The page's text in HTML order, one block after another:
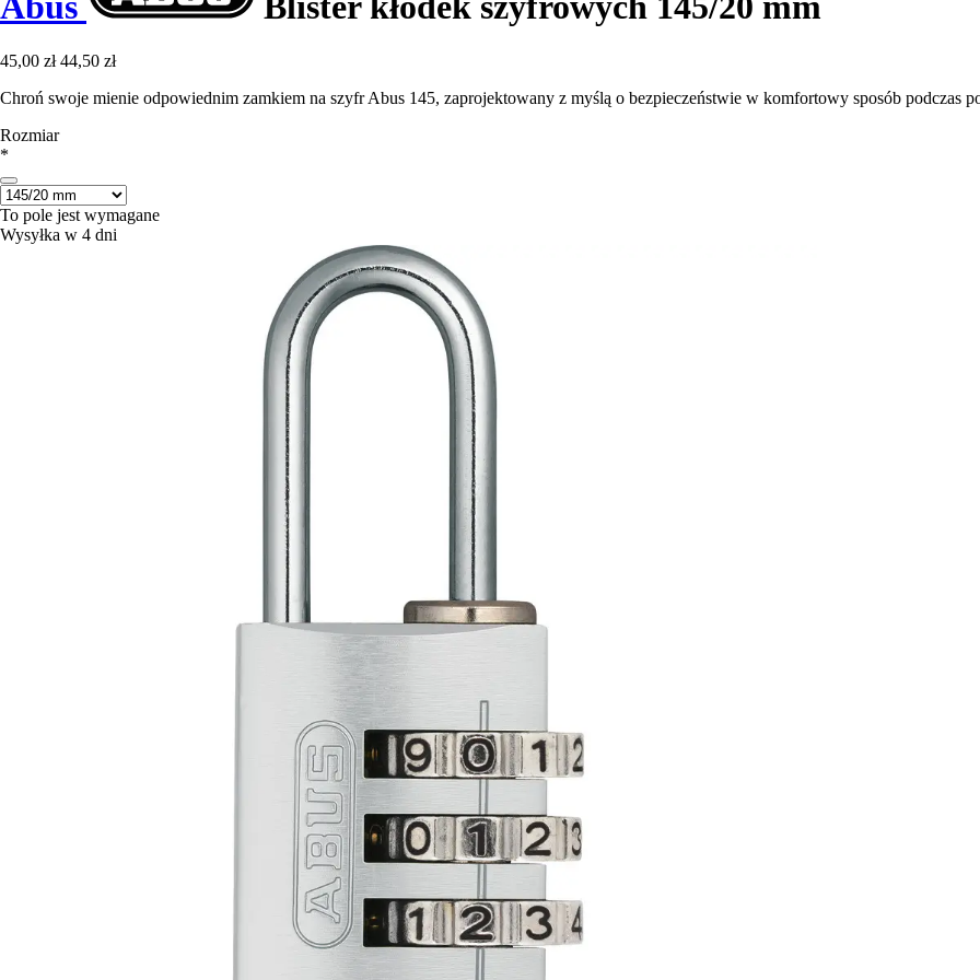
45,00 zł 44,50 zł
Chroń swoje mienie odpowiednim zamkiem na szyfr Abus 145, zaprojektowany z myślą o bezpieczeństwie w komfortowy sposób podczas
Rozmiar
*
To pole jest wymagane
Wysyłka w 4 dni